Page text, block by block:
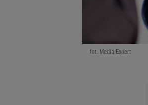
fot. Media Expert